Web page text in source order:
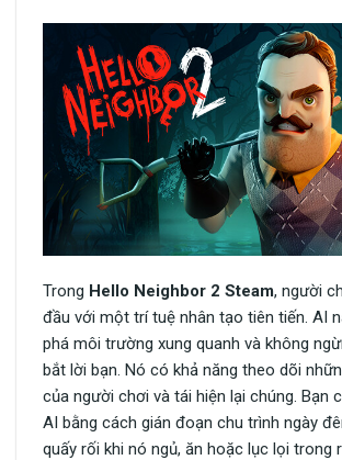
Trong Hello Neighbor 2 Steam, người
đầu với một trí tuệ nhân tạo tiên tiến. AI
phá môi trường xung quanh và không
bắt lời bạn. Nó có khả năng theo dõi
của người chơi và tái hiện lại chúng. Bạn
AI bằng cách gián đoạn chu trình ngày
quấy rối khi nó ngủ, ăn hoặc lục lọi trong